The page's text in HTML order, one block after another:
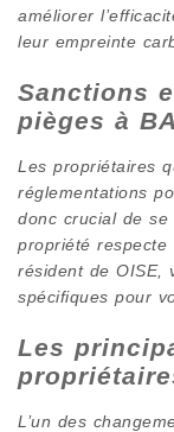
améliorer
leur empreinte
Sanctions
pièges à
Les propriétaires
réglementations
donc crucial de se
propriété
résident de OISE,
spécifiques pour
Les
L’un des